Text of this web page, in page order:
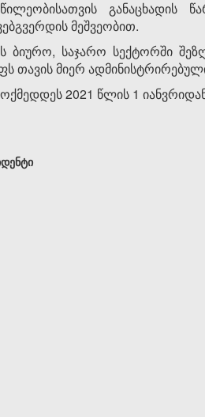
მეშვეობით.
ბიურო, საჯარო სექტორში
თავის მიერ
2021 წლის 1